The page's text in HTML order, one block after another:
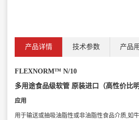
产品详情 技术参数 产品
FLEXNORM™ N/10
多用途食品级软管 原装进口（高性价比明
应用
用于输送或抽吸油脂性或非油脂性食品介质,如